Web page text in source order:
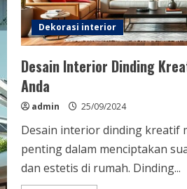
Dekorasi interior
Desain Interior Dinding
Anda
admin 25/09/2024
Desain interior dinding kreatif
penting dalam menciptakan
dan estetis di rumah. Dinding...